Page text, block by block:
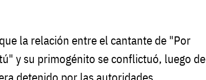
la relación entre el cantante de "Por
y su primogénito se conflictuó, luego de